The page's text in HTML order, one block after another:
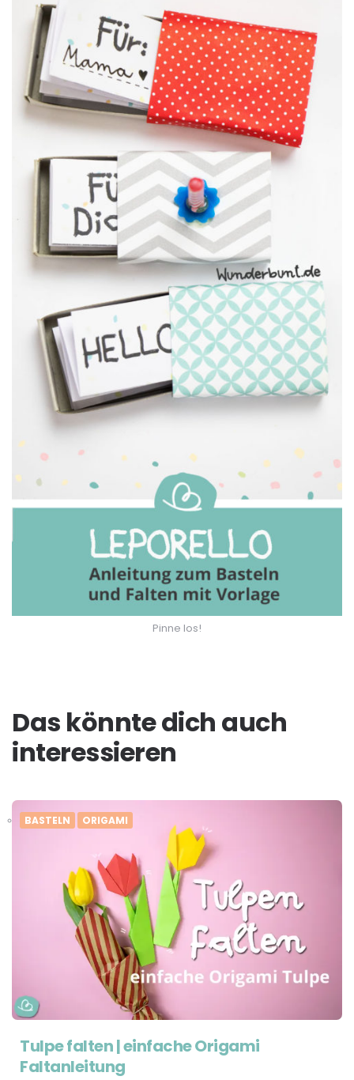
Pinne los!
Das könnte dich auch
interessieren
BASTELN ORIGAMI
Tulpe falten | einfache Origami
Faltanleitung